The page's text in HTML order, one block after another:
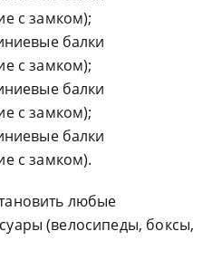
с замком);
балки
с замком);
балки
с замком);
балки
с замком).
любые
(велосипеды, боксы,